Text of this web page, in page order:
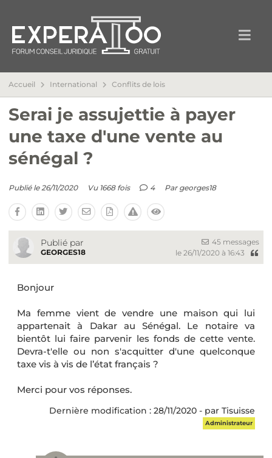
Accueil International Conflits de lois
Serai je assujettie à payer
une taxe d'une vente au
sénégal ?
Publié le 26/11/2020 Vu 1668 fois 4 Par georges18
Publié par
GEORGES18
45 messages
le 26/11/2020 à 16:43
Bonjour
Ma femme vient de vendre une maison qui lui
appartenait à Dakar au Sénégal. Le notaire va
bientôt lui faire parvenir les fonds de cette vente.
Devra-t'elle ou non s'acquitter d'une quelconque
taxe vis à vis de l’état français ?
Merci pour vos réponses.
Dernière modification : 28/11/2020 - par Tisuisse
Administrateur